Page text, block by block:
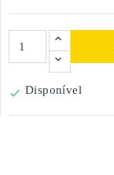
 Disponível